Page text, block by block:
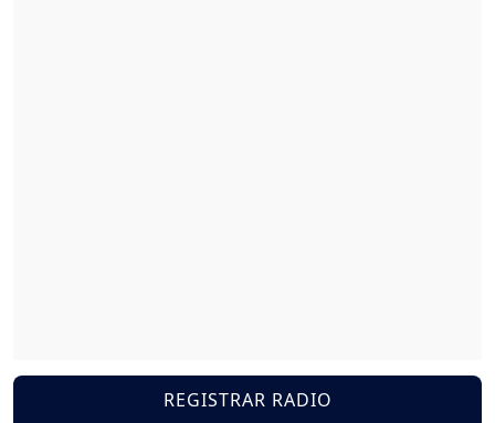
REGISTRAR RADIO